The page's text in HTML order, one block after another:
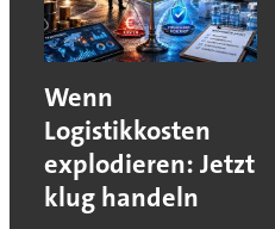
Wenn
Logistikkosten
explodieren: Jetzt
klug handeln